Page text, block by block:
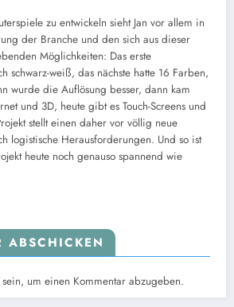
zu entwickeln sieht Jan vor allem in
der Branche und den sich aus dieser
Möglichkeiten: Das erste
schwarz-weiß, das nächste hatte 16 Farben,
wurde die Auflösung besser, dann kam
und 3D, heute gibt es Touch-Screens und
stellt einen daher vor völlig neue
logistische Herausforderungen. Und so ist
heute noch genauso spannend wie
ABSCHICKEN
sein, um einen Kommentar abzugeben.